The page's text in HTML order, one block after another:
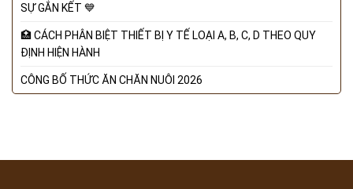
SỰ GẮN KẾT 💙
🏥 CÁCH PHÂN BIỆT THIẾT BỊ Y TẾ LOẠI A, B, C, D THEO QUY
ĐỊNH HIỆN HÀNH
CÔNG BỐ THỨC ĂN CHĂN NUÔI 2026